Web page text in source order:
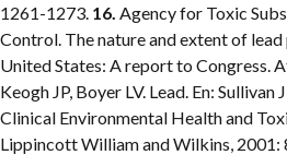
1261-1273. 16. Agency for Toxic
Control. The nature and extent of
United States: A report to Congress.
Keogh JP, Boyer LV. Lead. En:
Clinical Environmental Health and
Lippincott William and Wilkins, 2001: